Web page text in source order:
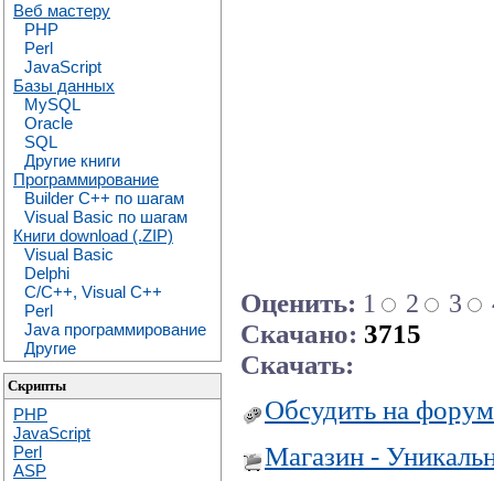
Веб мастеру
PHP
Perl
JavaScript
Базы данных
MySQL
Oracle
SQL
Другие книги
Программирование
Builder C++ по шагам
Visual Basic по шагам
Книги download (.ZIP)
Visual Basic
Delphi
C/C++, Visual C++
Perl
Java программирование
Другие
Скрипты
PHP
JavaScript
Perl
ASP
Оценить: 1 2 3
Скачано: 3715
Скачать:
Обсудить на
Магазин -